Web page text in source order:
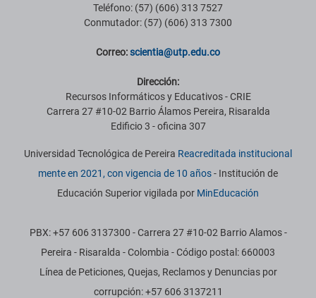
Teléfono: (57) (606) 313 7527
Conmutador: (57) (606) 313 7300
Correo:scientia@utp.edu.co
Dirección:
Recursos Informáticos y Educativos - CRIE
Carrera 27 #10-02 Barrio Álamos Pereira, Risaralda
Edificio 3 - oficina 307
Universidad Tecnológica de Pereira Reacreditada institucional
mente en 2021, con vigencia de 10 años- Institución de
Educación Superior vigilada por MinEducación
PBX: +57 606 3137300 - Carrera 27 #10-02 Barrio Alamos -
Pereira - Risaralda - Colombia - Código postal: 660003
Línea de Peticiones, Quejas, Reclamos y Denuncias por
corrupción: +57 606 3137211